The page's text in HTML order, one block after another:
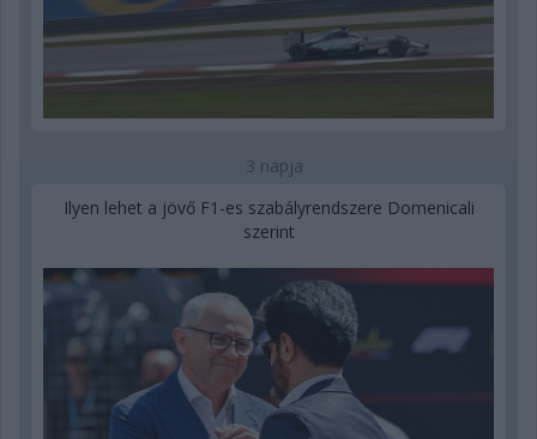
3 napja
Ilyen lehet a jövő F1-es szabályrendszere Domenicali
szerint